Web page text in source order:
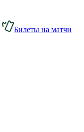
Билеты на матчи